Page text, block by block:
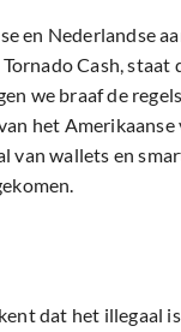
en Nederlandse
Cash, staat
we braaf de
het
van wallets en
dat het illegaal